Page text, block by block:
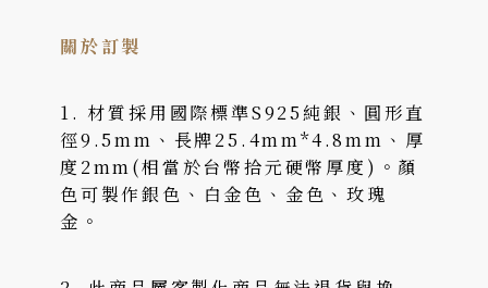
關於訂製
1. 材質採用國際標準S925純銀、圓形直
徑9.5mm、長牌25.4mm*4.8mm、厚
度2mm(相當於台幣拾元硬幣厚度)。顏
色可製作銀色、白金色、金色、玫瑰
金。